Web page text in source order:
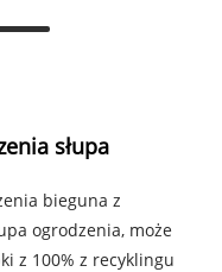
słupa
bieguna z
ogrodzenia, może
z 100% z recyklingu